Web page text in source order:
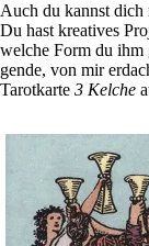
Auch du kannst dich
Du hast krea­tives
welche Form du
gende, von mir
Tarot­karte 3 Kelche